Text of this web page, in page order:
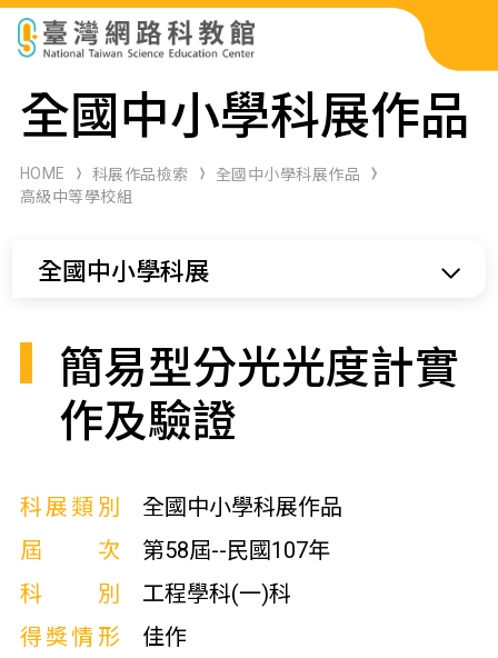
科展作品檢索
科學研習月刊
全國中小學科展作品
HOME 科展作品檢索
全國中小學科展作品
高級中等學校組
全國中小學科展
簡易型分光光度計實
作及驗證
科展類別
全國中小學科展作品
屆次
第58屆--民國107年
科別
工程學科(一)科
得獎情形
佳作